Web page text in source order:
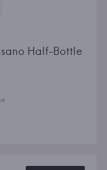
Half-Bottle